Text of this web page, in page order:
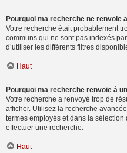
Pourquoi ma recherche ne renvoie
Votre recherche était probablement
communs qui ne sont pas indexés
d’utiliser les différents filtres
Haut
Pourquoi ma recherche renvoie à
Votre recherche a renvoyé trop de
afficher. Utilisez la recherche
termes employés et dans la
effectuer une recherche.
Haut